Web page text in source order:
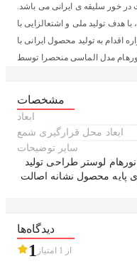
در خور سلیقه ی ایرانی می باشد.
هدف تولید ملی و اشتعالزایی با
اقدام به تولید محصول ایرانی با
مدل الماسی منحصرا توسط
مشخصات
ابعاد
ابعاد محل قرارگیری شمع
سایر توضیحات
لوستر طراحی تولید
پایه محصول نشانه اصالت
دیدگاه‌ها
1 از 1 امتیاز